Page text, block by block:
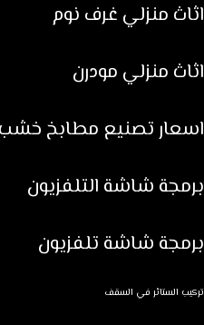
اثاث منزلي غرف نوم
اثاث منزلي مودرن
اسعار تصنيع مطابخ خشب
برمجة شاشة التلفزيون
برمجة شاشة تلفزيون
تركيب الستائر في السقف